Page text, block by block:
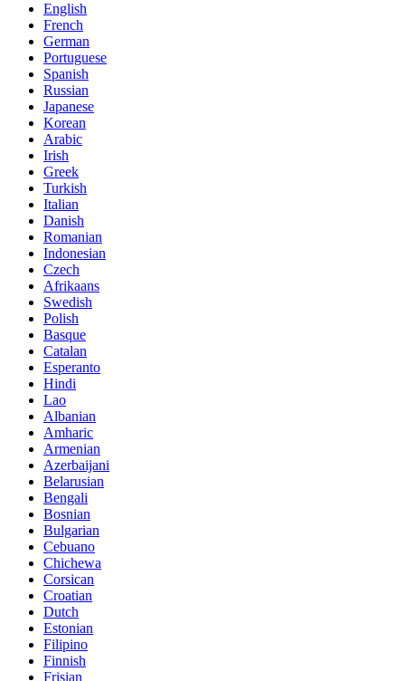
English
French
German
Portuguese
Spanish
Russian
Japanese
Korean
Arabic
Irish
Greek
Turkish
Italian
Danish
Romanian
Indonesian
Czech
Afrikaans
Swedish
Polish
Basque
Catalan
Esperanto
Hindi
Lao
Albanian
Amharic
Armenian
Azerbaijani
Belarusian
Bengali
Bosnian
Bulgarian
Cebuano
Chichewa
Corsican
Croatian
Dutch
Estonian
Filipino
Finnish
Frisian